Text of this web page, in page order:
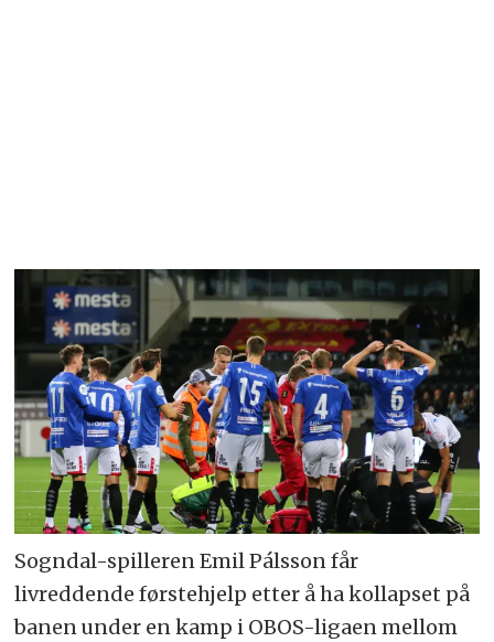
Sogndal-spilleren Emil Pálsson får
livreddende førstehjelp etter å ha kollapset på
banen under en kamp i OBOS-ligaen mellom